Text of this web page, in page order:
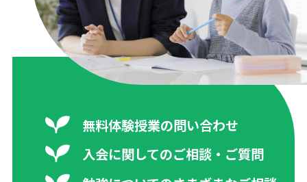
無料体験授業の問い合わせ
入会に関してのご相談・ご質問